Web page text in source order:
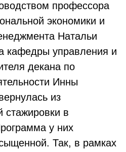
профессора
экономики и
Натальи
кафедры управления и
декана по
Инны
из
стажировки в
у них
Так, в рамках